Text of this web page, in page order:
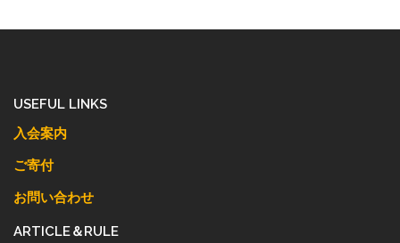
USEFUL LINKS
入会案内
ご寄付
お問い合わせ
ARTICLE＆RULE